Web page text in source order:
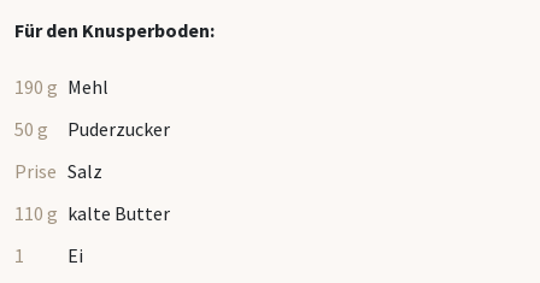
Für den Knusperboden:
190 g Mehl
50 g
Puderzucker
Prise Salz
110 g kalte Butter
1
Ei